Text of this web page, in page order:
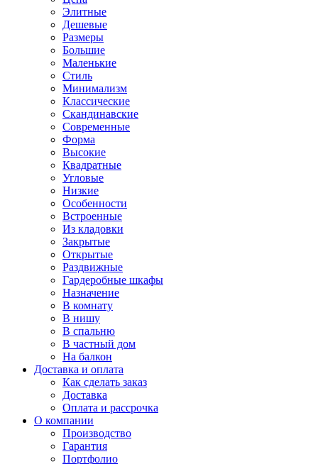
Элитные
Дешевые
Размеры
Большие
Маленькие
Стиль
Минимализм
Классические
Скандинавские
Современные
Форма
Высокие
Квадратные
Угловые
Низкие
Особенности
Встроенные
Из кладовки
Закрытые
Открытые
Раздвижные
Гардеробные шкафы
Назначение
В комнату
В нишу
В спальню
В частный дом
На балкон
Доставка и оплата
Как сделать заказ
Доставка
Оплата и рассрочка
О компании
Производство
Гарантия
Портфолио